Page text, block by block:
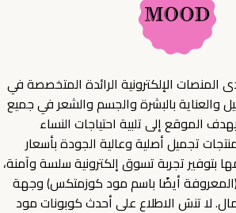
الإلكترونية الرائدة المتخصصة في
والعناية بالبشرة والجسم والشعر في جميع
الموقع إلى تلبية احتياجات النساء
تجميل أصلية وعالية الجودة بأسعار
بتوفير تجربة تسوق إلكترونية سلسة وآمنة،
أيضًا باسم مود كوزمتكس) وجهة
لا تنسَ الاطلاع على أحدث كوبونات مود